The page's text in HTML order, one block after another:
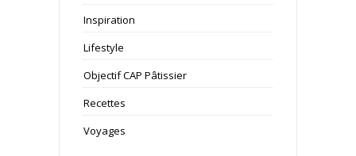
Inspiration
Lifestyle
Objectif CAP Pâtissier
Recettes
Voyages